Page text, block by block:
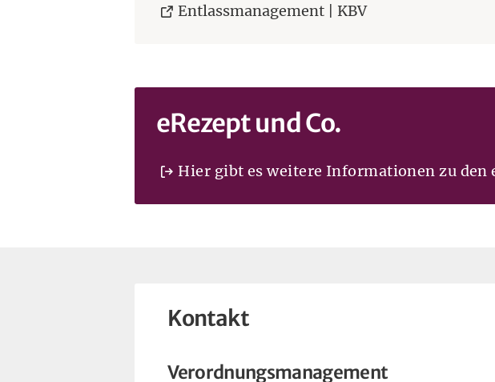
Entlassmanagement | KBV(Öffnet eine
eRezept und Co.
Hier gibt es weitere Informationen zu den
Kontakt
Verordnungsmanagement